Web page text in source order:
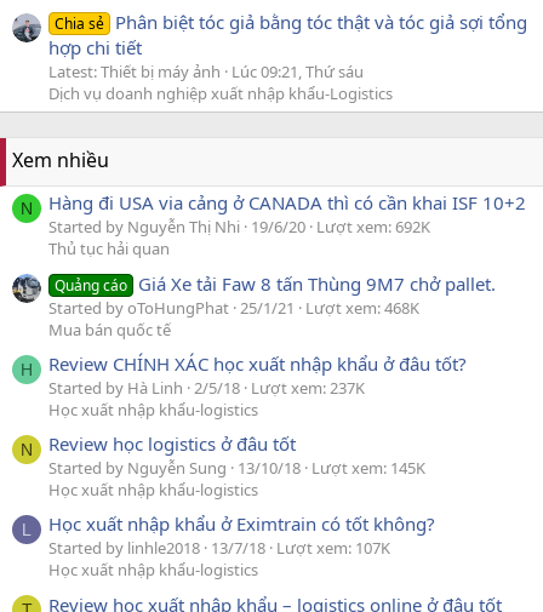
Chia sẻ Phân biệt tóc giả bằng tóc thật và tóc giả sợi tổng
hợp chi tiết
Latest: Thiết bị máy ảnh
Lúc 09:21, Thứ sáu
Dịch vụ doanh nghiệp xuất nhập khẩu-Logistics
Xem nhiều
N Hàng đi USA via cảng ở CANADA thì có cần khai ISF 10+2
Started by Nguyễn Thị Nhi 19/6/20 Lượt xem: 692K
Thủ tục hải quan
Quảng cáo Giá Xe tải Faw 8 tấn Thùng 9M7 chở pallet.
Started by oToHungPhat 25/1/21
Lượt xem: 468K
Mua bán quốc tế
H Review CHÍNH XÁC học xuất nhập khẩu ở đâu tốt?
Started by Hà Linh 2/5/18 Lượt xem: 237K
Học xuất nhập khẩu-logistics
N Review học logistics ở đâu tốt
Started by Nguyễn Sung 13/10/18 Lượt xem: 145K
Học xuất nhập khẩu-logistics
L Học xuất nhập khẩu ở Eximtrain có tốt không?
Started by linhle2018 13/7/18 Lượt xem: 107K
Học xuất nhập khẩu-logistics
Review học xuất nhập khẩu – logistics online ở đâu tốt